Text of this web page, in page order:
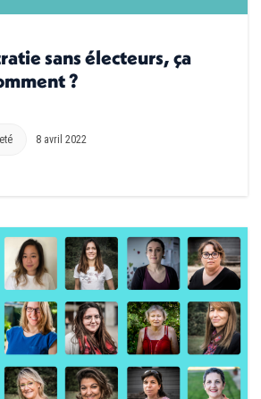
sans électeurs, ça
?
8 avril 2022